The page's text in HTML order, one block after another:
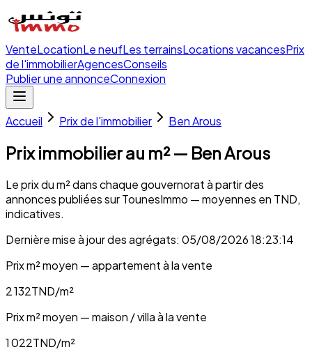
VenteLocationLe neufLes terrainsLocations vacancesPrix
de l'immobilierAgencesConseils
Publier une annonceConnexion
Accueil Prix de l'immobilier Ben Arous
Prix immobilier au m² — Ben Arous
Le prix du m² dans chaque gouvernorat à partir des
annonces publiées sur TounesImmo — moyennes en TND,
indicatives.
Dernière mise à jour des agrégats: 05/08/2026 18:23:14
Prix m² moyen — appartement à la vente
2 132TND/m²
Prix m² moyen — maison / villa à la vente
1 022TND/m²